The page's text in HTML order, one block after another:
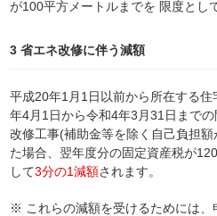
が100平方メートルまでを 限度とし
3 省エネ改修に伴う減額
平成20年1月1日以前から所在する
年4月1日から令和4年3月31日まで
改修工事(補助金等を除く自己負担
た場合、翌年度分の固定資産税が
して3分の1減額されます。
※ これらの減額を受けるためには、